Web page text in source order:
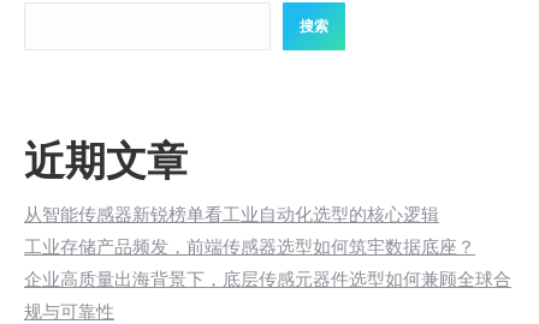
搜索
近期文章
从智能传感器新锐榜单看工业自动化选型的核心逻辑
工业存储产品频发，前端传感器选型如何筑牢数据底座？
企业高质量出海背景下，底层传感元器件选型如何兼顾全球合
规与可靠性